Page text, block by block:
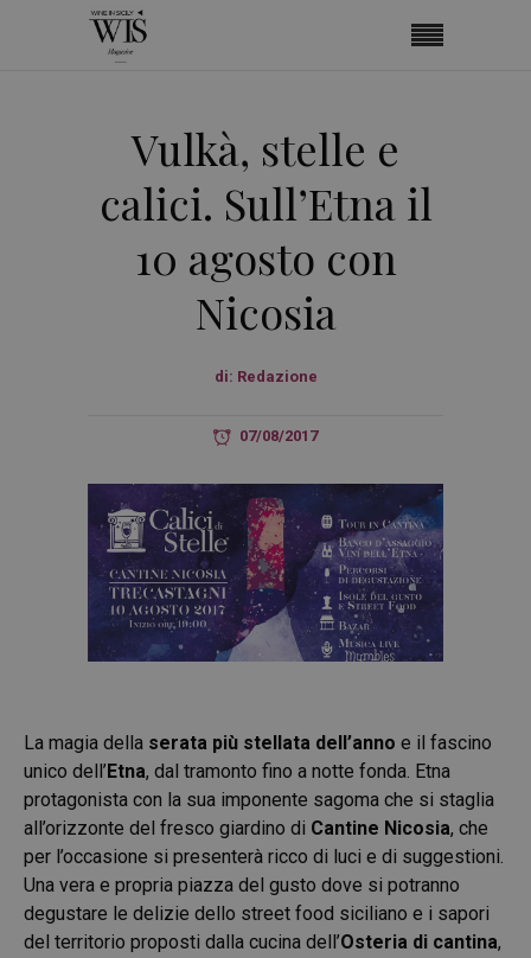
Vulkà, stelle e
calici. Sull’Etna il
10 agosto con
Nicosia
di: Redazione
07/08/2017
La magia della serata più stellata dell’anno e il fascino
unico dell’Etna, dal tramonto fino a notte fonda. Etna
protagonista con la sua imponente sagoma che si staglia
all’orizzonte del fresco giardino di Cantine Nicosia, che
per l’occasione si presenterà ricco di luci e di suggestioni.
Una vera e propria piazza del gusto dove si potranno
degustare le delizie dello street food siciliano e i sapori
del territorio proposti dalla cucina dell’Osteria di cantina,